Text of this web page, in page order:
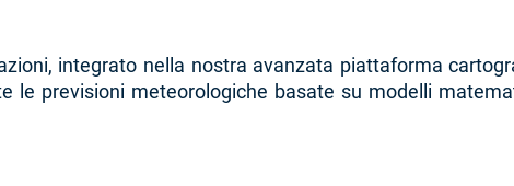
integrato nella nostra avanzata piattaforma
previsioni meteorologiche basate su modelli